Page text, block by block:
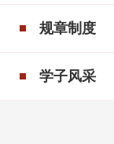
规章制度
学子风采